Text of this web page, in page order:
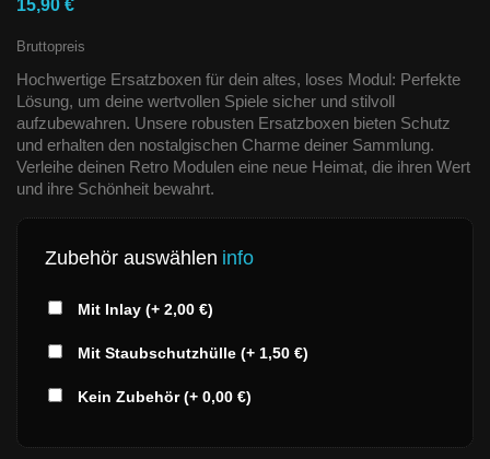
15,90 €
Bruttopreis
Hochwertige Ersatzboxen für dein altes, loses Modul: Perfekte
Lösung, um deine wertvollen Spiele sicher und stilvoll
aufzubewahren. Unsere robusten Ersatzboxen bieten Schutz
und erhalten den nostalgischen Charme deiner Sammlung.
Verleihe deinen Retro Modulen eine neue Heimat, die ihren Wert
und ihre Schönheit bewahrt.
Zubehör auswählen info
Mit Inlay (+ 2,00 €)
Mit Staubschutzhülle (+ 1,50 €)
Kein Zubehör (+ 0,00 €)